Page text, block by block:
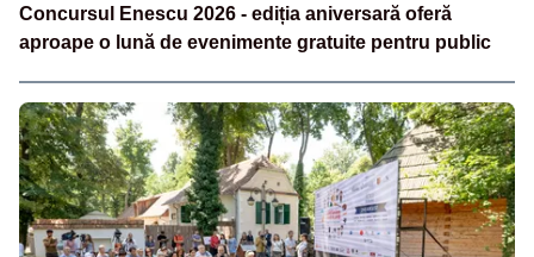
Concursul Enescu 2026 - ediția aniversară oferă
aproape o lună de evenimente gratuite pentru public